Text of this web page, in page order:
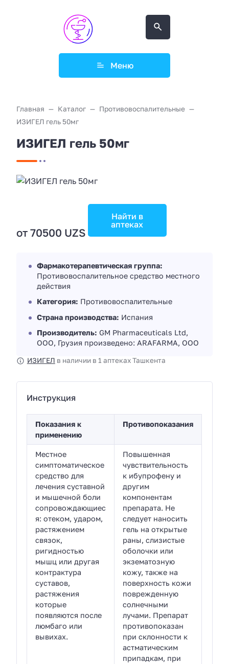
Меню
Главная Каталог
Противовоспалительные
ИЗИГЕЛ гель 50мг
ИЗИГЕЛ гель 50мг
от 70500 UZS
Найти в
аптеках
Фармакотерапевтическая группа:
Противовоспалительное средство местного
действия
Категория: Противовоспалительные
Страна производства: Испания
Производитель: GM Pharmaceuticals Ltd,
ООО, Грузия произведено: ARAFARMA, ООО
ИЗИГЕЛ в наличии в 1 аптеках Ташкента
Инструкция
Показания к
применению
Противопоказания
Местное
симптоматическое
средство для
лечения суставной
и мышечной боли
сопровождающиес
я: отеком, ударом,
растяжением
связок,
ригидностью
мышц или другая
контрактура
суставов,
растяжения
которые
появляются после
люмбаго или
вывихах.
Повышенная
чувствительность
к ибупрофену и
другим
компонентам
препарата. Не
следует наносить
гель на открытые
раны, слизистые
оболочки или
экзематозную
кожу, также на
поверхность кожи
поврежденную
солнечными
лучами. Препарат
противопоказан
при склонности к
астматическим
припадкам, при